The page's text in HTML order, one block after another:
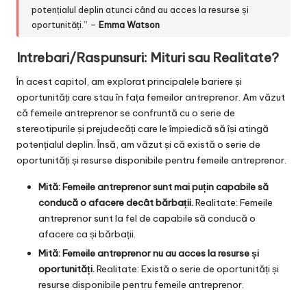
potențialul deplin atunci când au acces la resurse și
oportunități.” – Emma Watson
Intrebari/Raspunsuri: Mituri sau Realitate?
În acest capitol, am explorat principalele bariere și
oportunități care stau în fața femeilor antreprenor. Am văzut
că femeile antreprenor se confruntă cu o serie de
stereotipurile și prejudecăți care le împiedică să își atingă
potențialul deplin. Însă, am văzut și că există o serie de
oportunități și resurse disponibile pentru femeile antreprenor.
Mită: Femeile antreprenor sunt mai puțin capabile să
conducă o afacere decât bărbații.Realitate: Femeile
antreprenor sunt la fel de capabile să conducă o
afacere ca și bărbații.
Mită: Femeile antreprenor nu au acces la resurse și
oportunități.Realitate: Există o serie de oportunități și
resurse disponibile pentru femeile antreprenor.